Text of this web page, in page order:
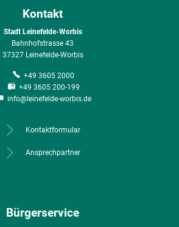
Kontakt
Stadt Leinefelde-Worbis
Bahnhofstrasse 43
37327 Leinefelde-Worbis
+49 3605 2000
+49 3605 200-199
info@leinefelde-worbis.de
Kontaktformular
Ansprechpartner
Bürgerservice